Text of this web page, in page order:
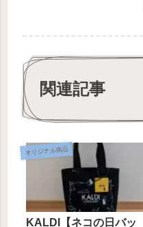
関連記事
オリジナル商品
KALDI【ネコの日バッ